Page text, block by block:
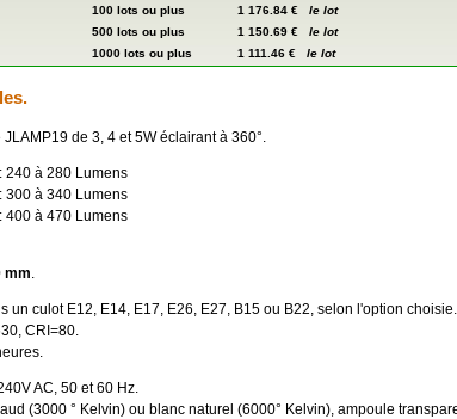
100 lots ou plus
1 176.84 € le lot
500 lots ou plus
1 150.69 € le lot
1000 lots ou plus
1 111.46 € le lot
de 3, 4 et 5W éclairant à 360°.
240 à 280 Lumens
300 à 340 Lumens
400 à 470 Lumens
mm.
un culot E12, E14, E17, E26, E27, B15 ou B22, selon l'option choisie.
CRI=80.
AC, 50 et 60 Hz.
(3000 ° Kelvin) ou blanc naturel (6000° Kelvin), ampoule